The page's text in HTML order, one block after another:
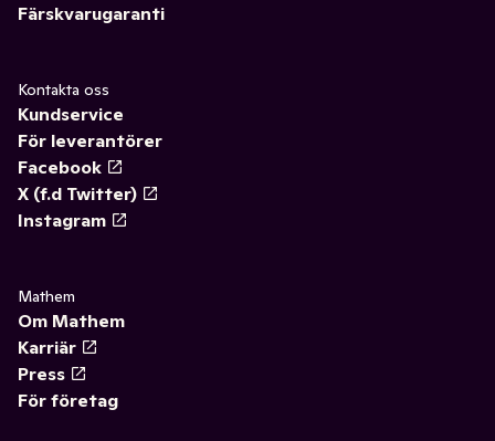
Färskvarugaranti
Kontakta oss
Kundservice
För leverantörer
Facebook
X (f.d Twitter)
Instagram
Mathem
Om Mathem
Karriär
Press
För företag